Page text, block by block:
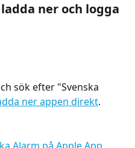
ner och logga
sök efter "Svenska
ner appen direkt.